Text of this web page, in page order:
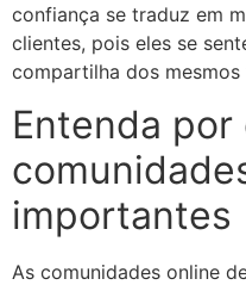
confiança se traduz em
clientes, pois eles se
compartilha dos mesmos
Entenda por
importantes
As comunidades online